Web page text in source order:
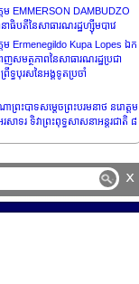
តម EMMERSON DAMBUDZO
ាធិបតីនៃសាធារណរដ្ឋហ្ស៊ីមបាវេ
តម Ermenegildo Kupa Lopes ឯក
ញសមត្ថភាពនៃសាធារណរដ្ឋប្រជា
ទ្ធបុរសនៃអង្គទូតប្រចាំ
ាព្រះបាទសម្តេចព្រះបរមនាថ នរោត្តម
ទរ ទិវាព្រះពុទ្ធសាសនាអន្តរជាតិ ៨
x